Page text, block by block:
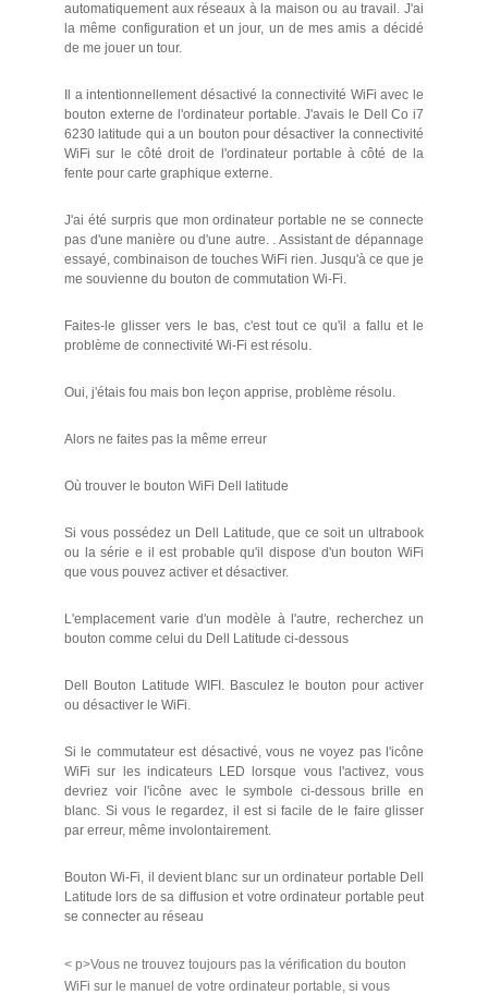
automatiquement aux réseaux à la maison ou au travail. J'ai
la même configuration et un jour, un de mes amis a décidé
de me jouer un tour.
Il a intentionnellement désactivé la connectivité WiFi avec le
bouton externe de l'ordinateur portable. J'avais le Dell Co i7
6230 latitude qui a un bouton pour désactiver la connectivité
WiFi sur le côté droit de l'ordinateur portable à côté de la
fente pour carte graphique externe.
J'ai été surpris que mon ordinateur portable ne se connecte
pas d'une manière ou d'une autre. . Assistant de dépannage
essayé, combinaison de touches WiFi rien. Jusqu'à ce que je
me souvienne du bouton de commutation Wi-Fi.
Faites-le glisser vers le bas, c'est tout ce qu'il a fallu et le
problème de connectivité Wi-Fi est résolu.
Oui, j'étais fou mais bon leçon apprise, problème résolu.
Alors ne faites pas la même erreur
Où trouver le bouton WiFi Dell latitude
Si vous possédez un Dell Latitude, que ce soit un ultrabook
ou la série e il est probable qu'il dispose d'un bouton WiFi
que vous pouvez activer et désactiver.
L'emplacement varie d'un modèle à l'autre, recherchez un
bouton comme celui du Dell Latitude ci-dessous
Dell Bouton Latitude WIFI. Basculez le bouton pour activer
ou désactiver le WiFi.
Si le commutateur est désactivé, vous ne voyez pas l'icône
WiFi sur les indicateurs LED lorsque vous l'activez, vous
devriez voir l'icône avec le symbole ci-dessous brille en
blanc. Si vous le regardez, il est si facile de le faire glisser
par erreur, même involontairement.
Bouton Wi-Fi, il devient blanc sur un ordinateur portable Dell
Latitude lors de sa diffusion et votre ordinateur portable peut
se connecter au réseau
< p>Vous ne trouvez toujours pas la vérification du bouton
WiFi sur le manuel de votre ordinateur portable, si vous